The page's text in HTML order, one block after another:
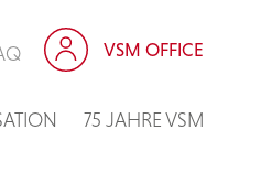
75 JAHRE VSM
VSM OFFICE